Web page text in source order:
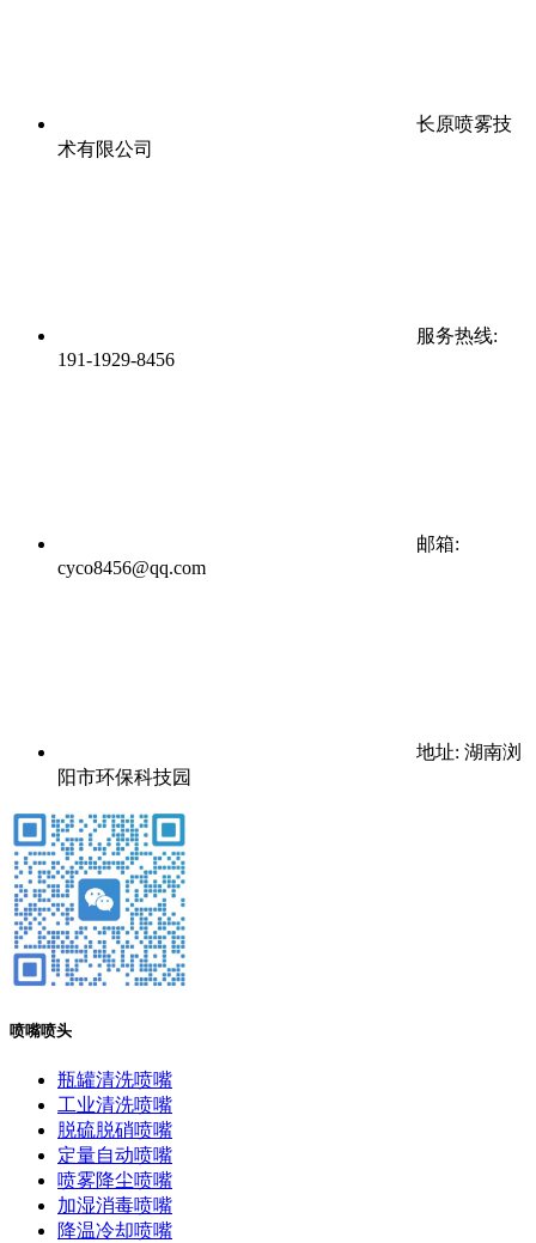
长原喷雾技
术有限公司
服务热线:
191-1929-8456
邮箱:
cyco8456@qq.com
地址: 湖南浏
阳市环保科技园
喷嘴喷头
瓶罐清洗喷嘴
工业清洗喷嘴
脱硫脱硝喷嘴
定量自动喷嘴
喷雾降尘喷嘴
加湿消毒喷嘴
降温冷却喷嘴